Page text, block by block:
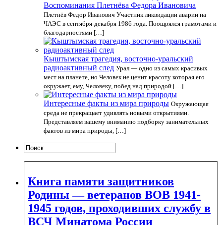
Воспоминания Плетнёва Федора Ивановича
Плетнёв Федор Иванович Участник ликвидации аварии на
ЧАЭС в сентября-декабря 1986 года. Поощрялся грамотами и
благодарностями […]
Кыштымская трагедия, восточно-уральский
радиоактивный след Урал — одно из самых красивых
мест на планете, но Человек не ценит красоту которая его
окружает, ему, Человеку, побед над природой […]
Интересные факты из мира природы Окружающая
среда не прекращает удивлять новыми открытиями.
Представляем вашему вниманию подборку занимательных
фактов из мира природы, […]
Книга памяти защитников
Родины — ветеранов ВОВ 1941-
1945 годов, проходивших службу в
ВСЧ Минатома России